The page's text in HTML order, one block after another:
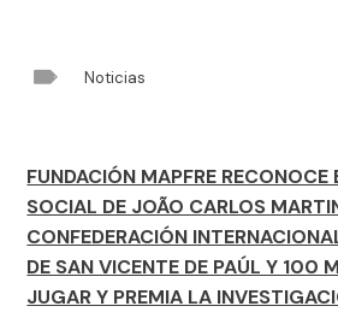
 Noticias
FUNDACIÓN MAPFRE
SOCIAL DE JOÃO CARLOS
CONFEDERACIÓN
DE SAN VICENTE DE PAÚL Y 100
JUGAR Y PREMIA LA